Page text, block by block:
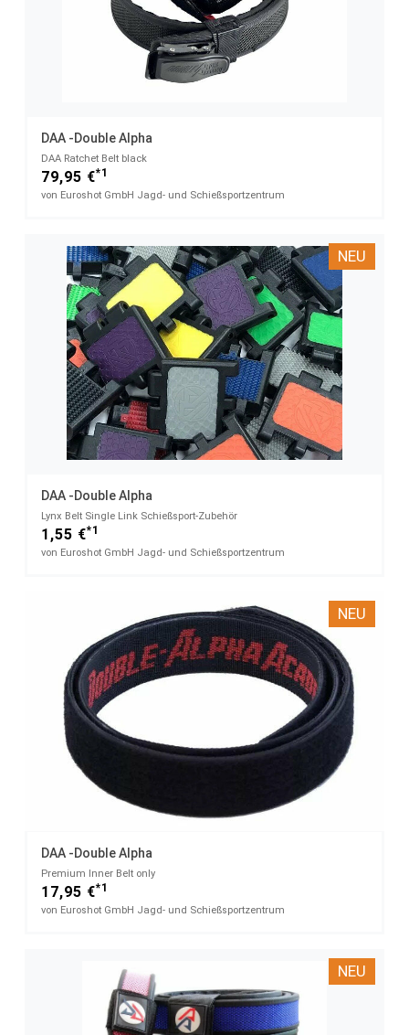
DAA -Double Alpha
DAA Ratchet Belt​ black
79,95 €*1
von Euroshot GmbH Jagd- und Schießsportzentrum
NEU
DAA -Double Alpha
Lynx Belt Single Link​ Schießsport-Zubehör
1,55 €*1
von Euroshot GmbH Jagd- und Schießsportzentrum
NEU
DAA -Double Alpha
Premium Inner Belt only​
17,95 €*1
von Euroshot GmbH Jagd- und Schießsportzentrum
NEU